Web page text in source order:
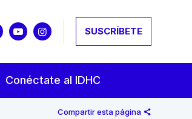
SUSCRÍBETE
Conéctate al IDHC
Compartir esta página